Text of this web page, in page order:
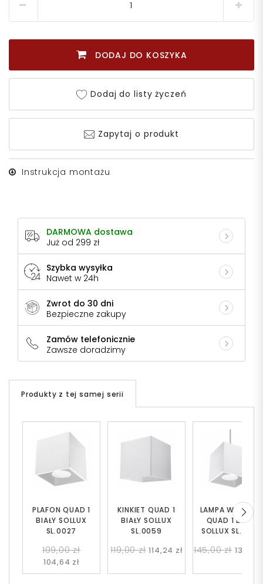
DODAJ DO KOSZYKA
Dodaj do listy życzeń
Zapytaj o produkt
Instrukcja montażu
DARMOWA dostawa
Już od 299 zł
Szybka wysyłka
Nawet w 24h
Zwrot do 30 dni
Bezpieczne zakupy
Zamów telefonicznie
Zawsze doradzimy
Produkty z tej samej serii
PLAFON QUAD 1
BIAŁY SOLLUX
SL.0027
109,00 zł
104,64 zł
KINKIET QUAD 1
BIAŁY SOLLUX
SL.0059
119,00 zł 114,24 zł
LAMPA WISZĄCA
QUAD 1 BIAŁY
SOLLUX SL.0062
145,00 zł 139,20